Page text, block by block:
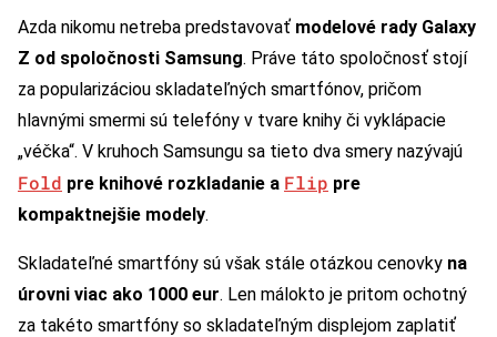
Azda nikomu netreba predstavovať modelové rady Galaxy
Z od spoločnosti Samsung. Práve táto spoločnosť stojí
za popularizáciou skladateľných smartfónov, pričom
hlavnými smermi sú telefóny v tvare knihy či vyklápacie
„véčka“. V kruhoch Samsungu sa tieto dva smery nazývajú
Fold pre knihové rozkladanie a Flip pre
kompaktnejšie modely.
Skladateľné smartfóny sú však stále otázkou cenovky na
úrovni viac ako 1000 eur. Len málokto je pritom ochotný
za takéto smartfóny so skladateľným displejom zaplatiť